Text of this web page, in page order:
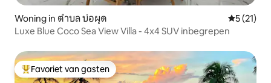
Woning in ตำบล บ่อผุด
5 (21)
Luxe Blue Coco Sea View Villa - 4x4 SUV inbegrepen
Topfavoriet van gasten
Favoriet van gasten